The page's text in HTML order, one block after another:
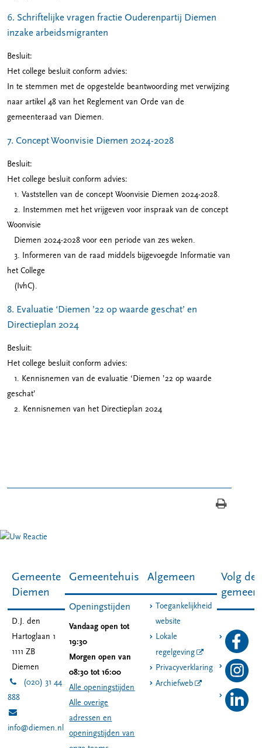
6. Schriftelijke vragen fractie Ouderenpartij Diemen
inzake arbeidsmigranten
Besluit:
Het college besluit conform advies:
In te stemmen met de opgestelde beantwoording met verwijzing
naar artikel 48 van het Reglement van Orde van de
gemeenteraad van Diemen.
7. Concept Woonvisie Diemen 2024-2028
Besluit:
Het college besluit conform advies:
1. Vaststellen van de concept Woonvisie Diemen 2024-2028.
2. Instemmen met het vrijgeven voor inspraak van de concept
Woonvisie
Diemen 2024-2028 voor een periode van zes weken.
3. Informeren van de raad middels bijgevoegde Informatie van
het College
(IvhC).
8. Evaluatie ‘Diemen ’22 op waarde geschat’ en
Directieplan 2024
Besluit:
Het college besluit conform advies:
1. Kennisnemen van de evaluatie ‘Diemen ’22 op waarde
geschat’
2. Kennisnemen van het Directieplan 2024
Gemeente
Diemen
D.J. den
Hartoglaan 1
1111 ZB
Diemen
(020) 31 44
888
info@diemen.nl
Gemeentehuis
Openingstijden
Vandaag open tot
19:30
Morgen open van
08:30 tot 16:00
Alle openingstijden
Alle overige
adressen en
openingstijden van
Algemeen
Toegankelijkheid
website
Lokale
regelgeving
Privacyverklaring
Archiefweb
Volg de